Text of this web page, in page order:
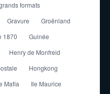
formats
Gravure
Groënland
1870
Guinée
Henry de Monfreid
Hongkong
Mafia
Ile Maurice